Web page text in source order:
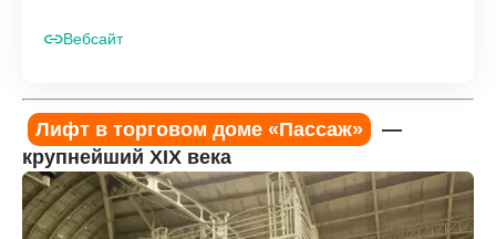
Вебсайт
Лифт в торговом доме «Пассаж»
—
крупнейший XIX века